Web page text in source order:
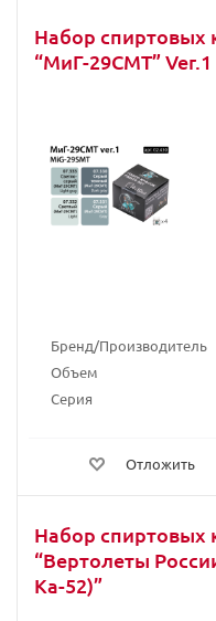
Набор спиртовых
“МиГ-29СМТ” Ver.1
Бренд/Производитель
Объем
Серия
Отложить
Набор спиртовых
“Вертолеты
Ka-52)”